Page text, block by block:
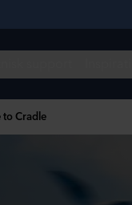
to Cradle